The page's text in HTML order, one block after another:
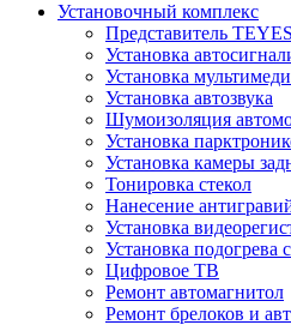
Установочный комплекс
Представитель
Установка
Установка
Установка автозвука
Шумоизоляция
Установка
Установка камеры
Тонировка стекол
Нанесение
Установка
Установка подогрева
Цифровое ТВ
Ремонт автомагнитол
Ремонт брелоков и